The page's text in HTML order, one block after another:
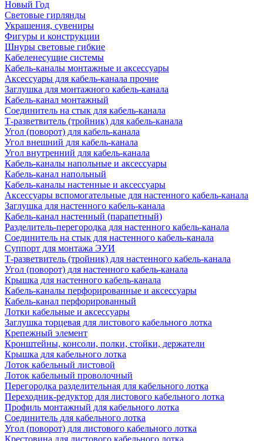
Новый Год
Световые гирлянды
Украшения, сувениры
Фигуры и конструкции
Шнуры световые гибкие
Кабеленесущие системы
Кабель-каналы монтажные и аксессуары
Аксессуары для кабель-канала прочие
Заглушка для монтажного кабель-канала
Кабель-канал монтажный
Соединитель на стык для кабель-канала
Т-разветвитель (тройник) для кабель-канала
Угол (поворот) для кабель-канала
Угол внешний для кабель-канала
Угол внутренний для кабель-канала
Кабель-каналы напольные и аксессуары
Кабель-канал напольный
Кабель-каналы настенные и аксессуары
Аксессуары вспомогательные для настенного кабель-канала
Заглушка для настенного кабель-канала
Кабель-канал настенный (парапетный)
Разделитель-перегородка для настенного кабель-канала
Соединитель на стык для настенного кабель-канала
Суппорт для монтажа ЭУИ
Т-разветвитель (тройник) для настенного кабель-канала
Угол (поворот) для настенного кабель-канала
Крышка для настенного кабель-канала
Кабель-каналы перфорированные и аксессуары
Кабель-канал перфорированный
Лотки кабельные и аксессуары
Заглушка торцевая для листового кабельного лотка
Крепежный элемент
Кронштейны, консоли, полки, стойки, держатели
Крышка для кабельного лотка
Лоток кабельный листовой
Лоток кабельный проволочный
Перегородка разделительная для кабельного лотка
Переходник-редуктор для листового кабельного лотка
Профиль монтажный для кабельного лотка
Соединитель для кабельного лотка
Угол (поворот) для листового кабельного лотка
Крестовина для листового кабельного лотка